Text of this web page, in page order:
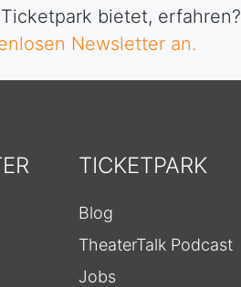
bietet, erfahren?
Newsletter an.
TICKETPARK
Blog
TheaterTalk Podcast
Jobs